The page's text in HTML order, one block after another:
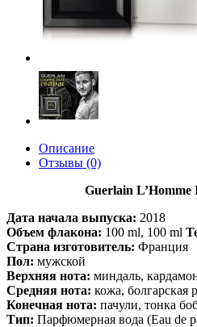
Описание
Отзывы (0)
Guerlain L’Homme
Дата начала выпуска: 2018
Объем флакона: 100 ml, 100 ml
Страна изготовитель: Франция
Пол: мужской
Верхняя нота: миндаль,
Средняя нота: кожа, болгарская
Конечная нота: пачули, тонка
Тип: Парфюмерная вода (Eau de